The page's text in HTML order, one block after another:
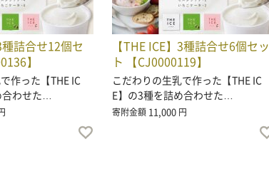
種詰合せ12個セ
】
作った【THE IC
合わせた…
【THE ICE】3種詰合せ6個セッ
ト 【CJ0000119】
こだわりの生乳で作った【THE IC
E】の3種を詰め合わせた…
寄附金額 11,000 円